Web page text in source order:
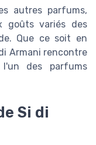
autres parfums,
goûts variés des
Que ce soit en
Armani rencontre
des parfums
Si di